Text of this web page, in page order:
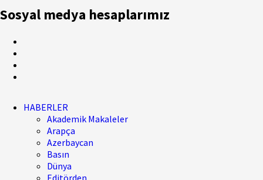
Sosyal medya hesaplarımız
HABERLER
Akademik Makaleler
Arapça
Azerbaycan
Basın
Dünya
Editörden